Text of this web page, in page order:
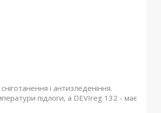
і антизледеніння.
підлоги, а DEVIreg 132 - має